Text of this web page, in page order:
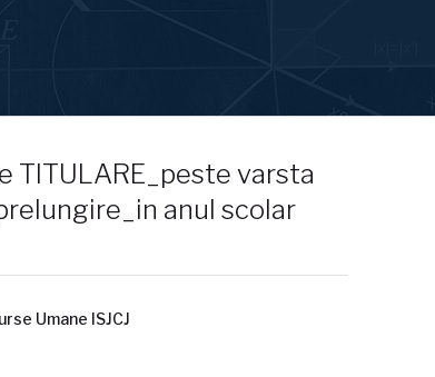
TITULARE_peste varsta
anul scolar
Umane ISJCJ